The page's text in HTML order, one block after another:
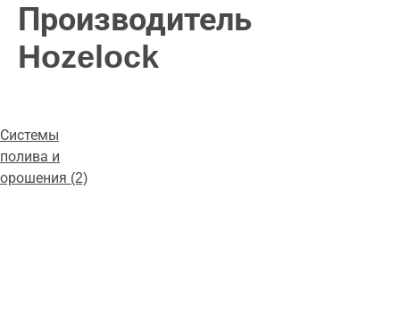
Производитель
Hozelock
Системы
полива и
орошения (2)